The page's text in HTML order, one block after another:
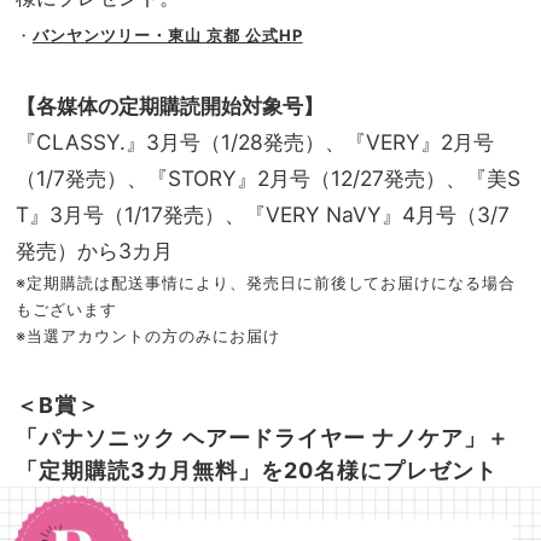
・ バンヤンツリー・東山 京都 公式HP
【各媒体の定期購読開始対象号】
『CLASSY.』3月号（1/28発売）、『VERY』2月号
（1/7発売）、『STORY』2月号（12/27発売）、『美S
T』3月号（1/17発売）、『VERY NaVY』4月号（3/7
発売）から3カ月
※定期購読は配送事情により、発売日に前後してお届けになる場合
もございます
※当選アカウントの方のみにお届け
＜B賞＞
「パナソニック ヘアードライヤー ナノケア」＋
「定期購読3カ月無料」を20名様にプレゼント